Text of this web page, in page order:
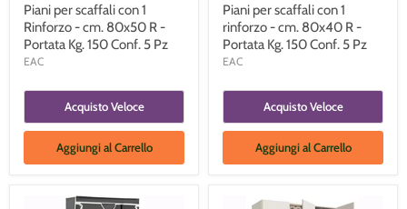
Piani per scaffali con 1
Rinforzo - cm. 80x50 R -
Portata Kg. 150 Conf. 5 Pz
EAC
Acquisto Veloce
Aggiungi al Carrello
Piani per scaffali con 1
rinforzo - cm. 80x40 R -
Portata Kg. 150 Conf. 5 Pz
EAC
Acquisto Veloce
Aggiungi al Carrello